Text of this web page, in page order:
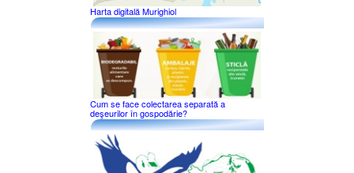
Harta digitală Murighiol
Cum se face colectarea separată a
deşeurilor în gospodărie?